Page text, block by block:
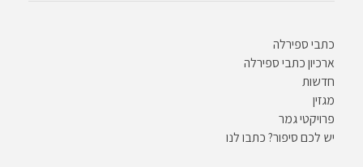
כתבי ספירלה
ארכיון כתבי ספירלה
חדשות
מגזין
פרויקטי גמר
יש לכם סיפור? כתבו לנו